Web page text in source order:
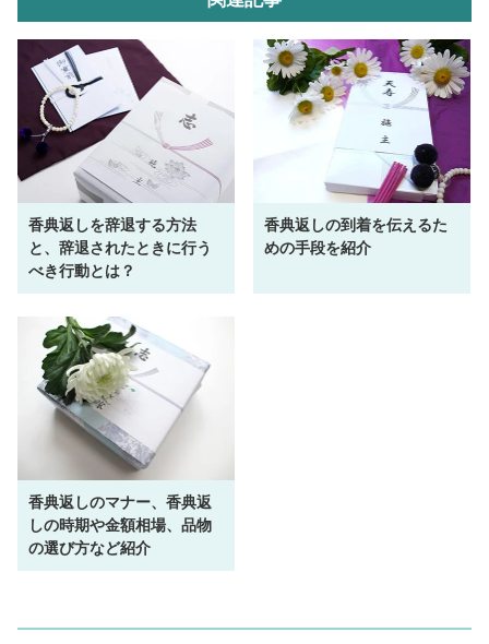
香典返しを辞退する方法
と、辞退されたときに行う
べき行動とは？
香典返しの到着を伝えるた
めの手段を紹介
香典返しのマナー、香典返
しの時期や金額相場、品物
の選び方など紹介